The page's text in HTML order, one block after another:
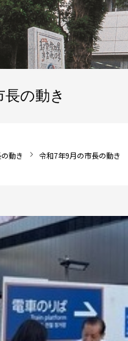
の動き
動き 令和7年9月の市長の動き